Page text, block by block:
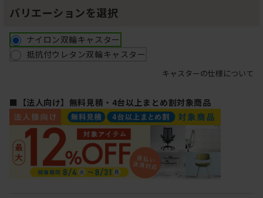
バリエーションを選択
ナイロン双輪キャスター
抵抗付ウレタン双輪キャスター
キャスターの仕様について
■【法人向け】無料見積・4台以上まとめ割対象商品